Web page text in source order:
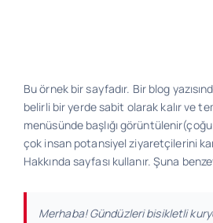
Danışmanlık
Bu örnek bir sayfadır. Bir blog
belirli bir yerde sabit olarak kalır ve
menüsünde başlığı
çok insan potansiyel ziyaretçilerini
Hakkında sayfası kullanır. Şuna
Merhaba! Gündüzleri bisikletli